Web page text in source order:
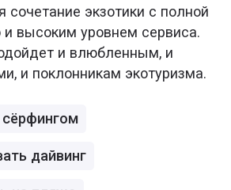
сочетание экзотики с полной
и высоким уровнем сервиса.
и влюбленным, и
и поклонникам экотуризма.
сёрфингом
дайвинг